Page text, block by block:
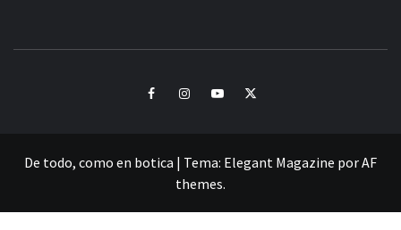
FacebookInstagramYoutubeTwitter
De todo, como en botica | Tema: Elegant Magazine porAF
themes.